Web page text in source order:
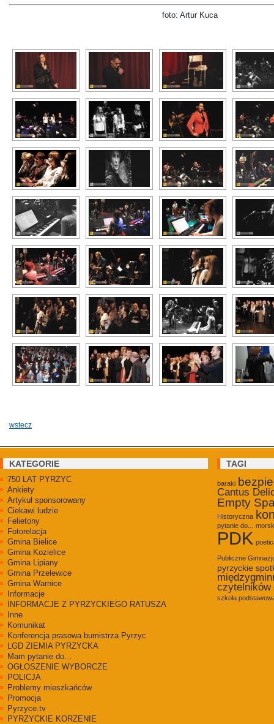
foto: Artur Kuca
wstecz
KATEGORIE
750 LAT PYRZYC
Ankiety
Artykuł sponsorowany
Ciekawi ludzie
Felietony
Fotorelacja
Gmina Bielice
Gmina Kozielice
Gmina Lipiany
Gmina Przelewice
Gmina Warnice
Informacje
INFORMACJE Z PYRZYCKIEGO RATUSZA
Inne
Komunikat
Konferencja prasowa bumistrza Pyrzyc
LGD ZIEMIA PYRZYCKA
Mam pytanie do…
OGŁOSZENIE WYBORCZE
POLICJA
Problemy mieszkańców
Promocja
Pyrzyce.tv
PYRZYCKIE KORZENIE
TAGI
baraki
Cantus
Empty
Historyczna
pytanie do...
PDK
Publiczne
pyrzyckie
czytelników
szkoła